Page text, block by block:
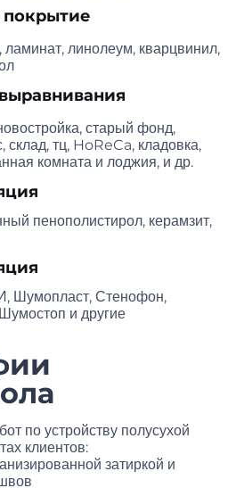
ламинат, линолеум,
пол
старый фонд,
склад, тц, HoReCa, кладовка,
комната и лоджия, и др.
пенополистирол,
пол
Шумопласт, Стенофон,
и другие
по устройству полусухой
клиентов:
затиркой и
швов